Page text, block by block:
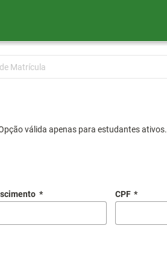
Matrícula
válida apenas para estudantes ativos.
* CPF *